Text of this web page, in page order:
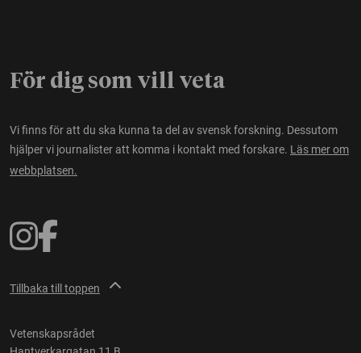
För dig som vill veta
Vi finns för att du ska kunna ta del av svensk forskning. Dessutom
hjälper vi journalister att komma i kontakt med forskare. Läs mer om
webbplatsen.
Tillbaka till toppen
Vetenskapsrådet